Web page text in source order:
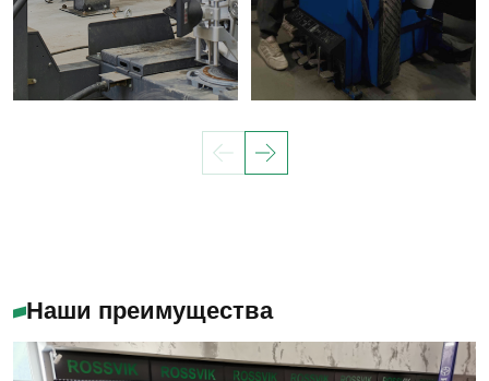
Наши преимущества